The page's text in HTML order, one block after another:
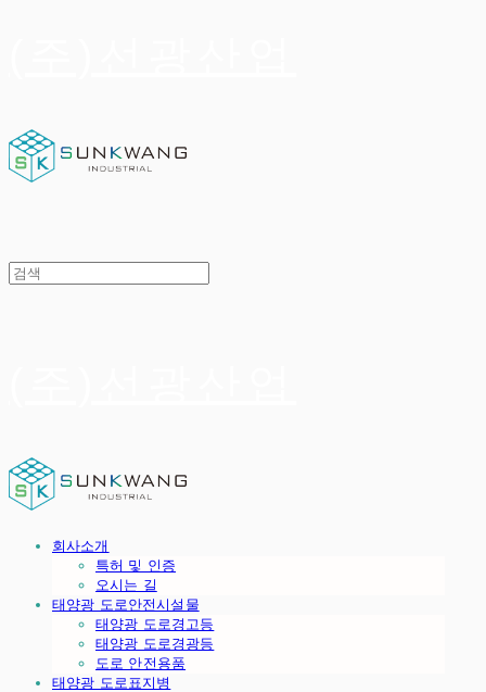
회사소개
특허 및 인증
오시는 길
태양광 도로안전시설물
태양광 도로경고등
태양광 도로경광등
도로 안전용품
태양광 도로표지병